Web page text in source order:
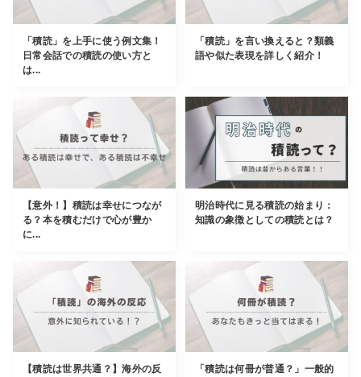
「積読」を上手に使う例文集！
日常会話での積読の使い方と
は...
「積読」を言い換えると？類義
語や似た表現を詳しく紹介！
【意外！】積読は幸せにつなが
る？本を積むだけで心が豊か
に...
明治時代に見る積読の始まり：
知識の象徴としての積読とは？
【積読は世界共通？】海外の反
「積読は何冊が普通？」一般的